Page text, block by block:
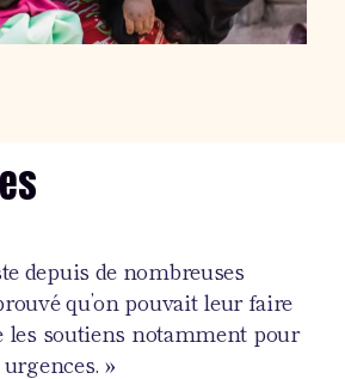
depuis de nombreuses
qu’on pouvait leur faire
les soutiens notamment pour
»